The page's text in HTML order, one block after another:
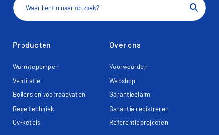
search
Producten
Warmtepompen
Ventilatie
Boilers en voorraadvaten
Regeltechniek
Cv-ketels
Over ons
Voorwaarden
Webshop
Garantieclaim
Garantie registreren
Referentieprojecten